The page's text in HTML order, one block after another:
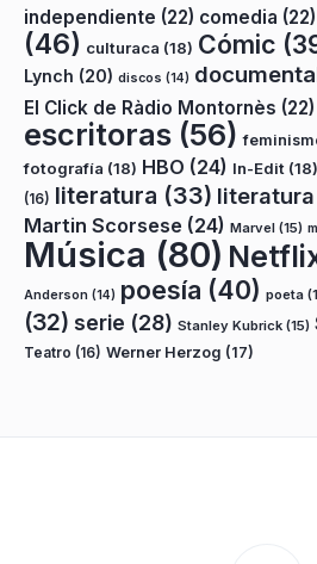
independiente (22) comedia (22)
(46) culturaca (18) Cómic
Lynch (20) discos (14)
El Click de Ràdio Montornès (22)
escritoras (56)
fotografía (18) HBO (24) In-Edit (18)
(16) literatura (33)
Martin Scorsese (24) Marvel (15)
Música (80)
Anderson (14) poesía (40) poeta
(32) serie (28) Stanley Kubrick (15)
Teatro (16) Werner Herzog (17)